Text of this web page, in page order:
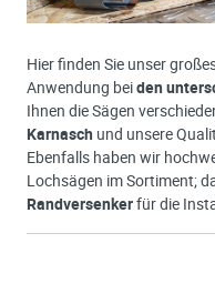
Hier finden Sie unser
Anwendung beiden
Ihnen die Sägen
Karnasch und unsere
Ebenfalls haben wir
Lochsägen im Sortiment;
Randversenkerfür die